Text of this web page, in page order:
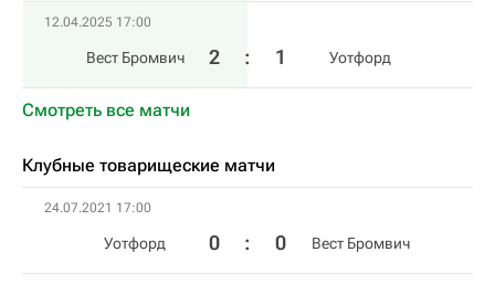
12.04.2025 17:00
Вест Бромвич 2 : 1 Уотфорд
Смотреть все матчи
Клубные товарищеские матчи
24.07.2021 17:00
Уотфорд 0 : 0 Вест Бромвич